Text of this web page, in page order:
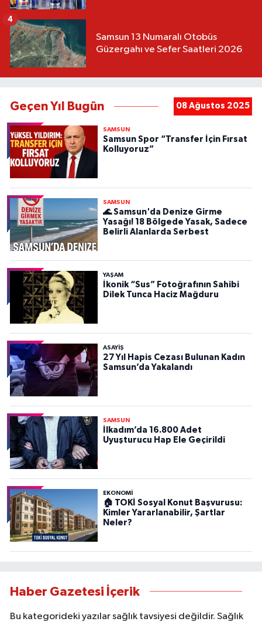
Samsun 13 Numaralı Otobüs
Güzergahı ve Sefer Saatleri 2026
4
Geçen Yıl Bugün 08 Ağustos 2025
SAMSUN
Samsun Spor “Transfer İçin Fırsat
Kolluyoruz”
SAMSUN
🌊 Samsun'da Denize Girme
Yasağı! 18 Bölgede Yasak, Sadece
Belirli Alanlarda Serbest
YAŞAM
İkonik “Sus” Fotoğrafının Sahibi
Dilek Tunca Haciz Mağduru
ASAYIŞ
27 Yıl Hapis Cezası Bulunan Kadın
Samsun’da Yakalandı
SAMSUN
İlkadım’da 16.800 Adet
Uyuşturucu Hap Ele Geçirildi
EKONOMİ
🏠 TOKİ Sosyal Konut Başvurusu:
Kimler Yararlanabilir, Şartlar
Neler?
Haber Gazetesi İçerik
Bu kategorideki yazılar sağlık tavsiyesi değildir. Sağlık